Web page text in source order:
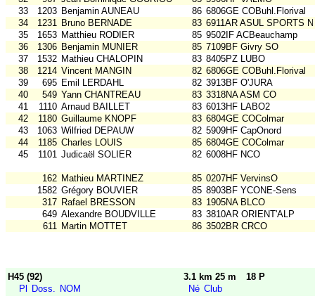
33
1203 Benjamin AUNEAU 86 6806GE COBuhl.Florival
34
1231 Bruno BERNADE 83 6911AR ASUL SPORTS
35
1653 Matthieu RODIER 85 9502IF ACBeauchamp
36
1306 Benjamin MUNIER 85 7109BF Givry SO
37
1532 Mathieu CHALOPIN 83 8405PZ LUBO
38
1214 Vincent MANGIN 82 6806GE COBuhl.Florival
39
695 Emil LERDAHL 82 3913BF O'JURA
40
549 Yann CHANTREAU 83 3318NA ASM CO
41
1110 Arnaud BAILLET 83 6013HF LABO2
42
1180 Guillaume KNOPF 83 6804GE COColmar
43
1063 Wilfried DEPAUW 82 5909HF CapOnord
44
1185 Charles LOUIS 85 6804GE COColmar
45
1101 Judicaël SOLIER 82 6008HF NCO
162 Mathieu MARTINEZ 85 0207HF VervinsO
1582 Grégory BOUVIER 85 8903BF YCONE-Sens
317 Rafael BRESSON 83 1905NA BLCO
649 Alexandre BOUDVILLE 83 3810AR ORIENT'ALP
611 Martin MOTTET 86 3502BR CRCO
H45 (92) 3.1 km 25 m
18 P
Pl
Doss. NOM Né Club